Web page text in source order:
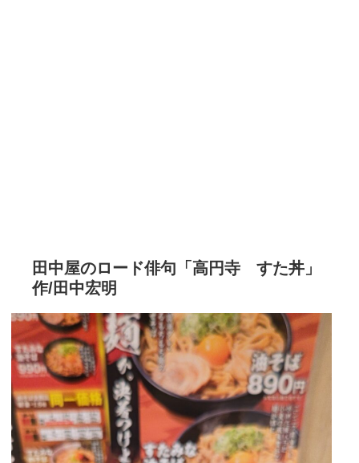
田中屋のロード俳句「高円寺 すた丼」
作/田中宏明